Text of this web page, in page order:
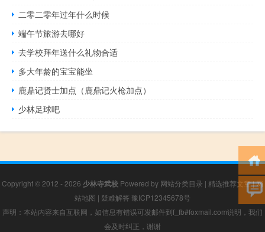
二零二零年过年什么时候
端午节旅游去哪好
去学校拜年送什么礼物合适
多大年龄的宝宝能坐
鹿鼎记贤士加点（鹿鼎记火枪加点）
少林足球吧
Copyright © 2012 - 2026 少林寺武校 Powered by 网站分类目录 | 精选推荐文章|网
站地图 | 疑难解答 豫ICP12345678号
声明：本站内容来自互联网，如信息有错误可发邮件到f_fb#foxmail.com说明，我们
会及时纠正，谢谢